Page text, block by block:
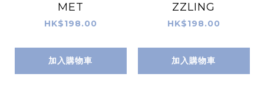
MET
HK$198.00
加入購物車
ZZLING
HK$198.00
加入購物車